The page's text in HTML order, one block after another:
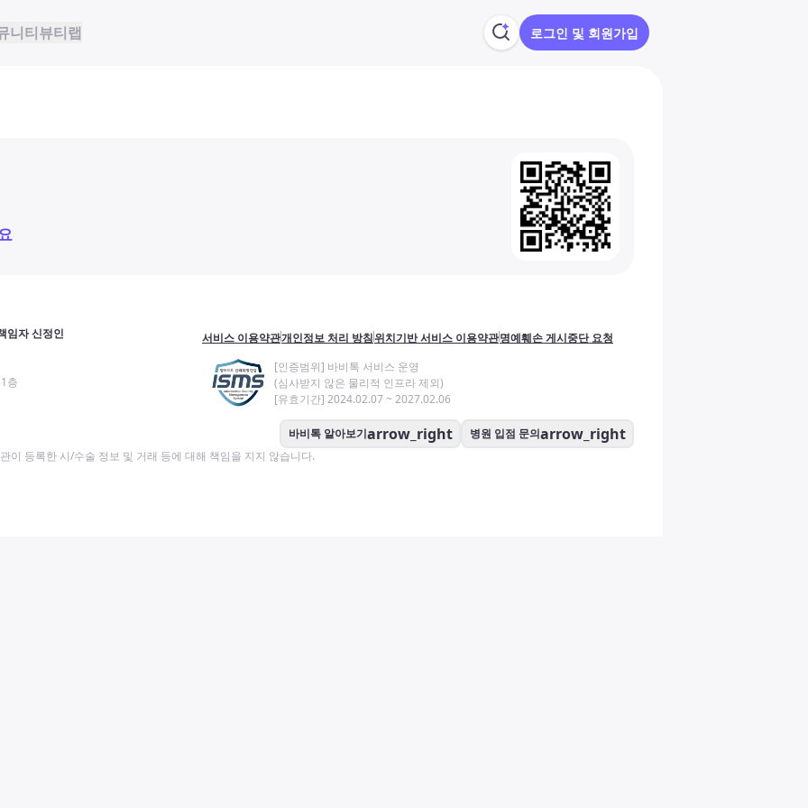
니티뷰티랩 로그인 및 회원가입
임자 신정인
층
서비스 이용약관개인정보 처리 방침위치기반 서비스 이용약관명예훼손 게시중단 요청
[인증범위] 바비톡 서비스 운영
(심사받지 않은 물리적 인프라 제외)
[유효기간] 2024.02.07 ~ 2027.02.06
바비톡 알아보기arrow_right 병원 입점 문의arrow_right
이 등록한 시/수술 정보 및 거래 등에 대해 책임을 지지 않습니다.